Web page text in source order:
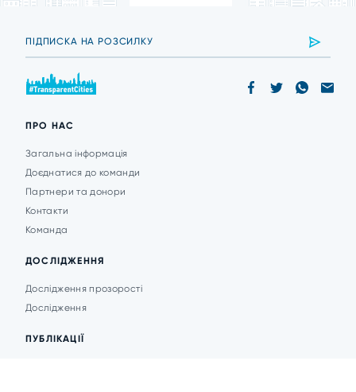
ПРО НАС
Загальна інформація
Доєднатися до команди
Партнери та донори
Контакти
Команда
ДОСЛІДЖЕННЯ
Дослідження прозорості
Дослідження
ПУБЛІКАЦІЇ